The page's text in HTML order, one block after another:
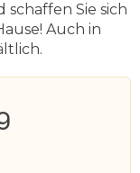
Sie sich
Auch in